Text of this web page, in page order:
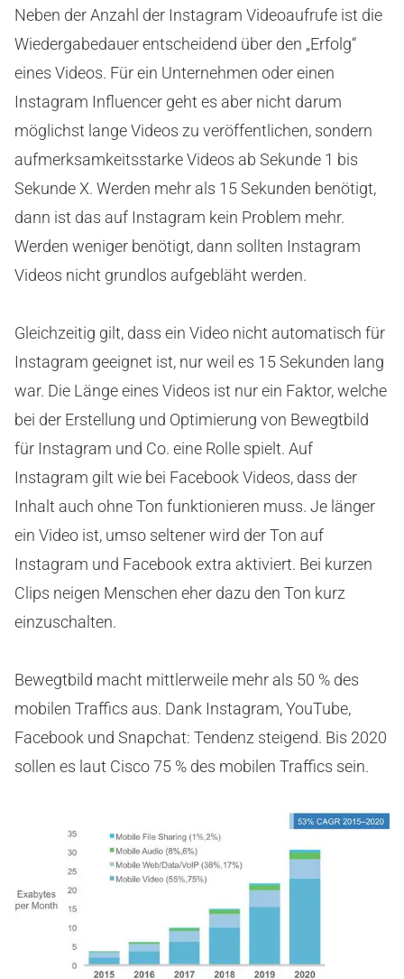
Neben der Anzahl der Instagram Videoaufrufe ist die
Wiedergabedauer entscheidend über den „Erfolg“
eines Videos. Für ein Unternehmen oder einen
Instagram Influencer geht es aber nicht darum
möglichst lange Videos zu veröffentlichen, sondern
aufmerksamkeitsstarke Videos ab Sekunde 1 bis
Sekunde X. Werden mehr als 15 Sekunden benötigt,
dann ist das auf Instagram kein Problem mehr.
Werden weniger benötigt, dann sollten Instagram
Videos nicht grundlos aufgebläht werden.
Gleichzeitig gilt, dass ein Video nicht automatisch für
Instagram geeignet ist, nur weil es 15 Sekunden lang
war. Die Länge eines Videos ist nur ein Faktor, welche
bei der Erstellung und Optimierung von Bewegtbild
für Instagram und Co. eine Rolle spielt. Auf
Instagram gilt wie bei Facebook Videos, dass der
Inhalt auch ohne Ton funktionieren muss. Je länger
ein Video ist, umso seltener wird der Ton auf
Instagram und Facebook extra aktiviert. Bei kurzen
Clips neigen Menschen eher dazu den Ton kurz
einzuschalten.
Bewegtbild macht mittlerweile mehr als 50 % des
mobilen Traffics aus. Dank Instagram, YouTube,
Facebook und Snapchat: Tendenz steigend. Bis 2020
sollen es laut Cisco 75 % des mobilen Traffics sein.